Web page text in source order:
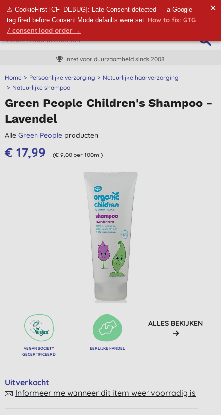
⚠ CookieFirst [CF_DEBUG]: Late Consent detected — a Google
tag fired before Consent Mode defaults were set. How to fix: GTG
/ consent load order →
✕
Inzet voor duurzaamheid sinds 2008
Home Persoonlijke verzorging
Natuurlijke haarverzorging
Natuurlijke shampoo
Green People Children's Shampoo -
Lavendel
Alle Green People producten
€ 17,99 (€ 9,00 per 100ml)
VEGAN SOCIETY
GECERTIFICEERD
EERLIJKE HANDEL
ALLES BEKIJKEN
Uitverkocht
Informeer me wanneer dit item weer voorradig is